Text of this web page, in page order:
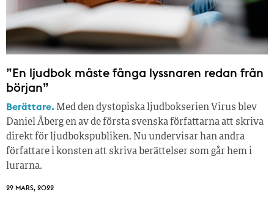
”En ljudbok måste fånga lyssnaren redan från
början”
Berättare. Med den dystopiska ljudbokserien Virus blev
Daniel Åberg en av de första svenska författarna att skriva
direkt för ljudbokspubliken. Nu undervisar han andra
författare i konsten att skriva berättelser som går hem i
lurarna.
29 MARS, 2022